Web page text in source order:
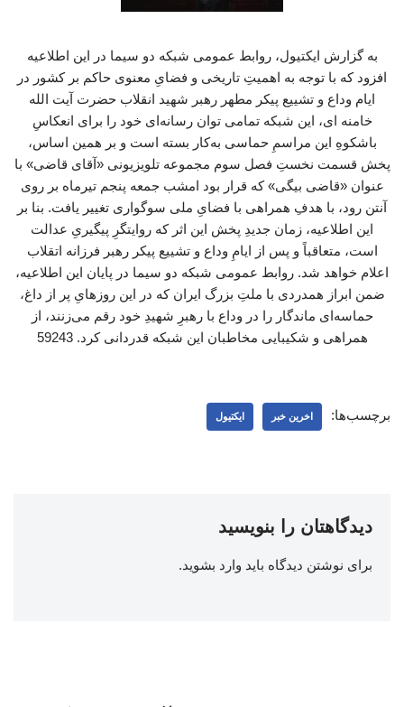
به گزارش ایکتیول، روابط عمومی شبکه دو سیما در این اطلاعیه‌
افزود که با توجه به اهمیتِ تاریخی و فضایِ معنوی حاکم بر کشور در
ایام وداع و تشییع پیکر مطهر رهبر شهید انقلاب حضرت آیت الله
خامنه ای، این شبکه تمامی توان رسانه‌ای خود را برای انعکاسِ
باشکوهِ این مراسمِ حماسی به‌کار بسته است و بر همین اساس،
پخش قسمت نخستِ فصل سوم مجموعه تلویزیونی «آقای قاضی» با
عنوان «قاضی بیگی» که قرار بود امشب جمعه پنجم تیرماه بر روی
آنتن رود، با هدفِ همراهی با فضایِ ملی سوگواری تغییر یافت. بنا بر
این اطلاعیه، زمان جدیدِ پخش این اثر که روایتگرِ پیگیریِ عدالت
است، متعاقباً و پس از ایامِ وداع و تشییع پیکر رهبر فرزانه اتقلاب
اعلام خواهد شد. روابط عمومی شبکه دو سیما در پایان این اطلاعیه،
ضمن ابراز همدردی با ملتِ بزرگ ایران که در این روزهایِ پر از داغ،
حماسه‌ای ماندگار را در وداع با رهبرِ شهیدِ خود رقم می‌زنند، از
همراهی و شکیبایی مخاطبان این شبکه قدردانی کرد. 59243
برچسب‌ها: اخرین خبر ایکتیول
دیدگاهتان را بنویسید
برای نوشتن دیدگاه باید وارد بشوید.